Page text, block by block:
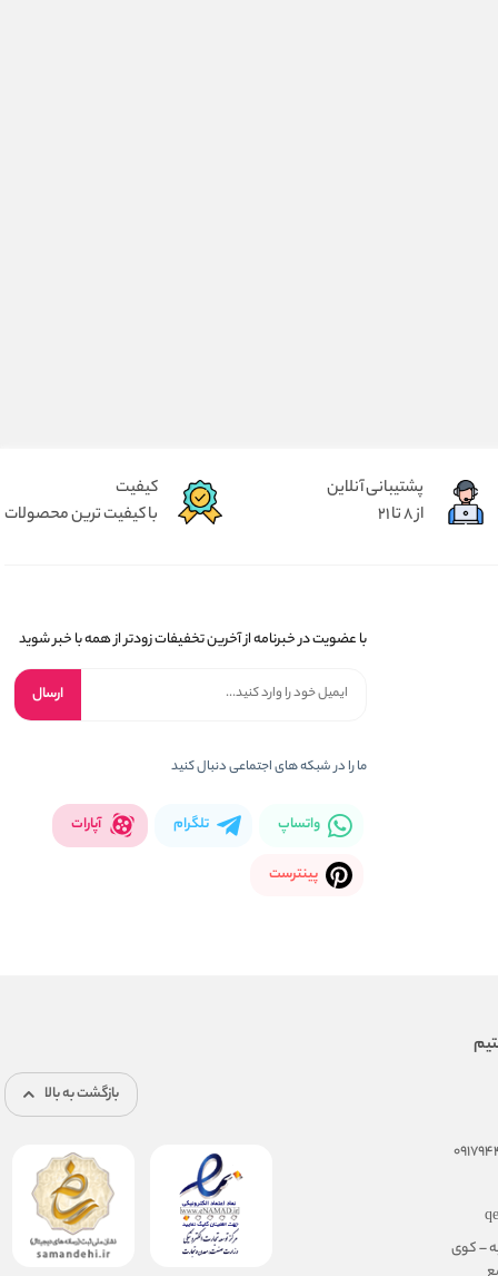
پشتیبانی آنلاین
از 8 تا 21
کیفیت
با کیفیت ترین محصولات
با عضویت در خبرنامه از آخرین تخفیفات زودتر از همه با خبر شوید
ارسال
ما را در شبکه های اجتماعی دنبال کنید
واتساپ تلگرام آپارات
پینترست
– کوی
بازگشت به بالا